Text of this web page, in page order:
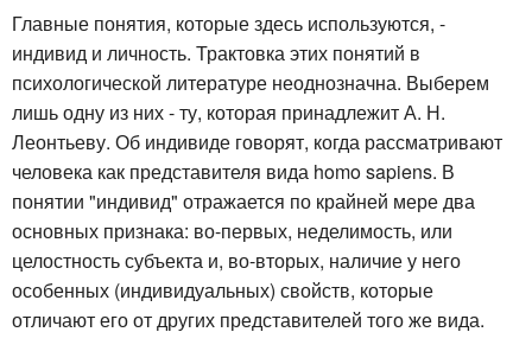
Главные понятия, которые здесь используются, -
индивид и личность. Трактовка этих понятий в
психологической литературе неоднозначна. Выберем
лишь одну из них - ту, которая принадлежит А. Н.
Леонтьеву. Об индивиде говорят, когда рассматривают
человека как представителя вида homo sapiens. В
понятии "индивид" отражается по крайней мере два
основных признака: во-первых, неделимость, или
целостность субъекта и, во-вторых, наличие у него
особенных (индивидуальных) свойств, которые
отличают его от других представителей того же вида.